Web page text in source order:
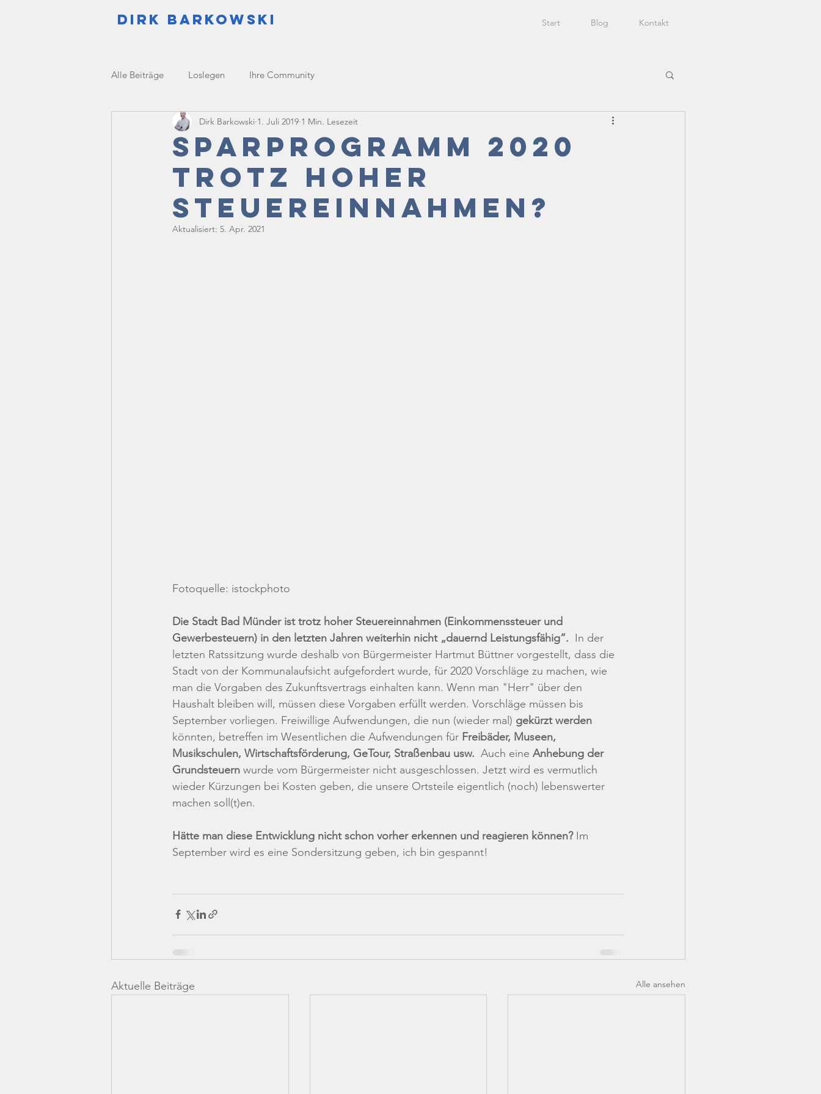
DIrk Barkowski Start Blog Kontakt
Alle Beiträge Loslegen Ihre Community
Sparprogramm 2020
trotz hoher
Steuereinnahmen?
Dirk Barkowski 1. Juli 2019 1 Min. Lesezeit
Aktualisiert: 5. Apr. 2021
Fotoquelle: istockphoto
Die Stadt Bad Münder ist trotz hoher Steuereinnahmen (Einkommenssteuer und
Gewerbesteuern) in den letzten Jahren weiterhin nicht „dauernd Leistungsfähig“. In der
letzten Ratssitzung wurde deshalb von Bürgermeister Hartmut Büttner vorgestellt, dass die
Stadt von der Kommunalaufsicht aufgefordert wurde, für 2020 Vorschläge zu machen, wie
man die Vorgaben des Zukunftsvertrags einhalten kann. Wenn man "Herr" über den
Haushalt bleiben will, müssen diese Vorgaben erfüllt werden. Vorschläge müssen bis
September vorliegen. Freiwillige Aufwendungen, die nun (wieder mal) gekürzt werden
könnten, betreffen im Wesentlichen die Aufwendungen für Freibäder, Museen,
Musikschulen, Wirtschaftsförderung, GeTour, Straßenbau usw. Auch eine Anhebung der
Grundsteuern wurde vom Bürgermeister nicht ausgeschlossen. Jetzt wird es vermutlich
wieder Kürzungen bei Kosten geben, die unsere Ortsteile eigentlich (noch) lebenswerter
machen soll(t)en.
Hätte man diese Entwicklung nicht schon vorher erkennen und reagieren können? Im
September wird es eine Sondersitzung geben, ich bin gespannt!
Aktuelle Beiträge Alle ansehen